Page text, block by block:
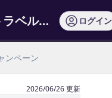
エントリーでポイント上乗セ【売り尽くしセール】【即納】大容量トラベルポーチレディ… ログイン
ンペーン
2026/06/26 更新